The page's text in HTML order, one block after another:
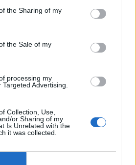
the Sharing of my
the Sale of my
processing my
Advertising.
Collection, Use,
or Sharing of my
Is Unrelated with the
it was collected.